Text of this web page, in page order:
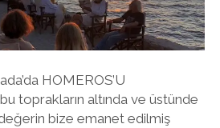
HOMEROS’U
toprakların altında ve üstünde
bize emanet edilmiş